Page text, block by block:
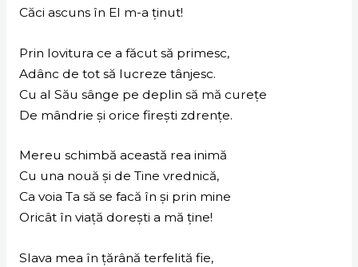
Căci ascuns în El m-a ținut!
Prin lovitura ce a făcut să primesc,
Adânc de tot să lucreze tânjesc.
Cu al Său sânge pe deplin să mă curețe
De mândrie și orice firești zdrențe.
Mereu schimbă această rea inimă
Cu una nouă și de Tine vrednică,
Ca voia Ta să se facă în și prin mine
Oricât în viață dorești a mă ține!
Slava mea în țărână terfelită fie,